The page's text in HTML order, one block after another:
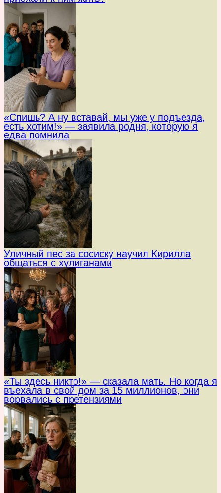
«Спишь? А ну вставай, мы уже у подъезда,
есть хотим!» — заявила родня, которую я
едва помнила
Уличный пес за сосиску научил Кирилла
общаться с хулиганами
«Ты здесь никто!» — сказала мать. Но когда я
въехала в свой дом за 15 миллионов, они
ворвались с претензиями